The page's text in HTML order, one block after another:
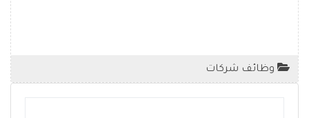
وظائف شركات